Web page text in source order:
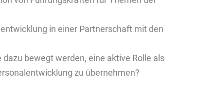
in einer Partnerschaft mit den
bewegt werden, eine aktive Rolle als
zu übernehmen?